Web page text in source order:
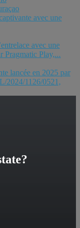
avec une
avec une
Pragmatic Play,...
lancée en 2025 par
2024/1126/0521,